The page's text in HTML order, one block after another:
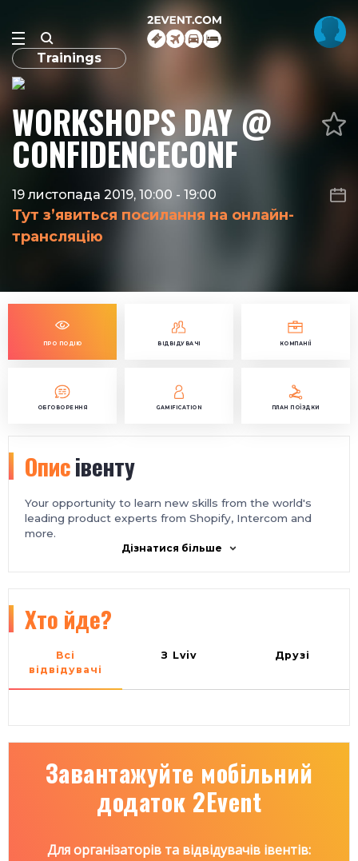
Trainings
WORKSHOPS DAY @
CONFIDENCECONF
19 листопада 2019, 10:00 - 19:00
Тут з’явиться посилання на онлайн-
трансляцію
ПРО ПОДІЮ ВІДВІДУВАЧІ КОМПАНІЇ
ОБГОВОРЕННЯ GAMIFICATION ПЛАН ПОЇЗДКИ
Описівенту
Your opportunity to learn new skills from the world's
leading product experts from Shopify, Intercom and
more.
Дізнатися більше
Хто йде?
Всі
відвідувачі
З Lviv Друзі
Завантажуйте мобільний
додаток 2Event
Для організаторів та відвідувачів івентів: